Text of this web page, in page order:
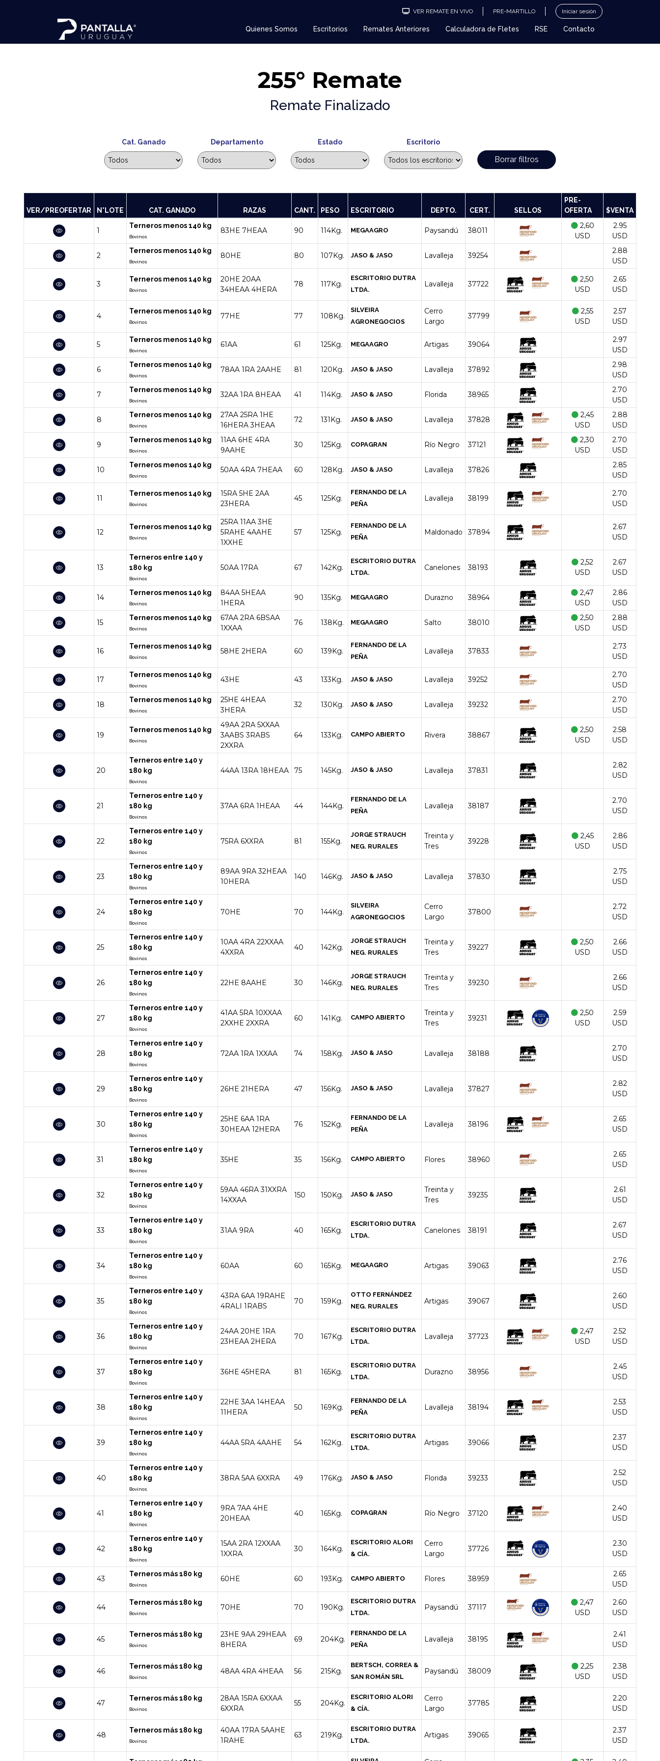
VER REMATE EN VIVO PRE-MARTILLO Iniciar sesión
Quienes Somos Escritorios Remates Anteriores Calculadora de Fletes RSE Contacto
255° Remate
Remate Finalizado
Cat. Ganado Departamento Estado Escritorio
Borrar filtros
VER/PREOFERTAR N°LOTE CAT. GANADO RAZAS CANT. PESO ESCRITORIO DEPTO. CERT. SELLOS
PRE-
OFERTA
$VENTA
1
Terneros menos 140 kg
Bovinos
83HE 7HEAA 90 114Kg. MEGAAGRO Paysandú 38011
2,60
USD
2.95
USD
2
Terneros menos 140 kg
Bovinos
80HE 80 107Kg. JASO & JASO Lavalleja 39254
2.88
USD
3
Terneros menos 140 kg
Bovinos
20HE 20AA
34HEAA 4HERA
78 117Kg.
ESCRITORIO DUTRA
LTDA.
Lavalleja 37722
2,50
USD
2.65
USD
4
Terneros menos 140 kg
Bovinos
77HE 77 108Kg.
SILVEIRA
AGRONEGOCIOS
Cerro
Largo
37799
2,55
USD
2.57
USD
5
Terneros menos 140 kg
Bovinos
61AA 61 125Kg. MEGAAGRO Artigas 39064
2.97
USD
6
Terneros menos 140 kg
Bovinos
78AA 1RA 2AAHE 81 120Kg. JASO & JASO Lavalleja 37892
2.98
USD
7
Terneros menos 140 kg
Bovinos
32AA 1RA 8HEAA 41 114Kg. JASO & JASO Florida 38965
2.70
USD
8
Terneros menos 140 kg
Bovinos
27AA 25RA 1HE
16HERA3HEAA
72 131Kg. JASO & JASO Lavalleja 37828
2,45
USD
2.88
USD
9
Terneros menos 140 kg
Bovinos
11AA 6HE 4RA
9AAHE
30 125Kg. COPAGRAN Río Negro 37121
2,30
USD
2.70
USD
10
Terneros menos 140 kg
Bovinos
50AA 4RA 7HEAA 60 128Kg. JASO & JASO Lavalleja 37826
2.85
USD
11
Terneros menos 140 kg
Bovinos
15RA 5HE 2AA
23HERA
45 125Kg.
FERNANDO DE LA
PEÑA
Lavalleja 38199
2.70
USD
12
Terneros menos 140 kg
Bovinos
25RA 11AA3HE
5RAHE 4AAHE
1XXHE
57 125Kg.
FERNANDO DE LA
PEÑA
Maldonado 37894
2.67
USD
13
Terneros entre 140 y
180 kg
Bovinos
50AA 17RA 67 142Kg.
ESCRITORIO DUTRA
LTDA.
Canelones 38193
2,52
USD
2.67
USD
14
Terneros menos 140 kg
Bovinos
84AA 5HEAA
1HERA
90 135Kg. MEGAAGRO Durazno 38964
2,47
USD
2.86
USD
15
Terneros menos 140 kg
Bovinos
67AA 2RA 6BSAA
1XXAA
76 138Kg. MEGAAGRO Salto 38010
2,50
USD
2.88
USD
16
Terneros menos 140 kg
Bovinos
58HE 2HERA 60 139Kg.
FERNANDO DE LA
PEÑA
Lavalleja 37833
2.73
USD
17
Terneros menos 140 kg
Bovinos
43HE 43 133Kg. JASO & JASO Lavalleja 39252
2.70
USD
18
Terneros menos 140 kg
Bovinos
25HE 4HEAA
3HERA
32 130Kg. JASO & JASO Lavalleja 39232
2.70
USD
19
Terneros menos 140 kg
Bovinos
49AA 2RA 5XXAA
3AABS3RABS
2XXRA
64 133Kg. CAMPO ABIERTO Rivera 38867
2,50
USD
2.58
USD
20
Terneros entre 140 y
180 kg
Bovinos
44AA 13RA 18HEAA 75 145Kg. JASO & JASO Lavalleja 37831
2.82
USD
21
Terneros entre 140 y
180 kg
Bovinos
37AA 6RA 1HEAA 44 144Kg.
FERNANDO DE LA
PEÑA
Lavalleja 38187
2.70
USD
22
Terneros entre 140 y
180 kg
Bovinos
75RA 6XXRA 81 155Kg.
JORGE STRAUCH
NEG. RURALES
Treinta y
Tres
39228
2,45
USD
2.86
USD
23
Terneros entre 140 y
180 kg
Bovinos
89AA 9RA32HEAA
10HERA
140 146Kg. JASO & JASO Lavalleja 37830
2.75
USD
24
Terneros entre 140 y
180 kg
Bovinos
70HE 70 144Kg.
SILVEIRA
AGRONEGOCIOS
Cerro
Largo
37800
2.72
USD
25
Terneros entre 140 y
180 kg
Bovinos
10AA 4RA 22XXAA
4XXRA
40 142Kg.
JORGE STRAUCH
NEG. RURALES
Treinta y
Tres
39227
2,50
USD
2.66
USD
26
Terneros entre 140 y
180 kg
Bovinos
22HE 8AAHE 30 146Kg.
JORGE STRAUCH
NEG. RURALES
Treinta y
Tres
39230
2.66
USD
27
Terneros entre 140 y
180 kg
Bovinos
41AA 5RA 10XXAA
2XXHE 2XXRA
60 141Kg. CAMPO ABIERTO
Treinta y
Tres
39231
2,50
USD
2.59
USD
28
Terneros entre 140 y
180 kg
Bovinos
72AA 1RA 1XXAA 74 158Kg. JASO & JASO Lavalleja 38188
2.70
USD
29
Terneros entre 140 y
180 kg
Bovinos
26HE 21HERA 47 156Kg. JASO & JASO Lavalleja 37827
2.82
USD
30
Terneros entre 140 y
180 kg
Bovinos
25HE 6AA 1RA
30HEAA 12HERA
76 152Kg.
FERNANDO DE LA
PEÑA
Lavalleja 38196
2.65
USD
31
Terneros entre 140 y
180 kg
Bovinos
35HE 35 156Kg. CAMPO ABIERTO Flores 38960
2.65
USD
32
Terneros entre 140 y
180 kg
Bovinos
59AA 46RA31XXRA
14XXAA
150 150Kg. JASO & JASO
Treinta y
Tres
39235
2.61
USD
33
Terneros entre 140 y
180 kg
Bovinos
31AA 9RA 40 165Kg.
ESCRITORIO DUTRA
LTDA.
Canelones 38191
2.67
USD
34
Terneros entre 140 y
180 kg
Bovinos
60AA 60 165Kg. MEGAAGRO Artigas 39063
2.76
USD
35
Terneros entre 140 y
180 kg
Bovinos
43RA 6AA 19RAHE
4RALI 1RABS
70 159Kg.
OTTO FERNÁNDEZ
NEG. RURALES
Artigas 39067
2.60
USD
36
Terneros entre 140 y
180 kg
Bovinos
24AA 20HE 1RA
23HEAA 2HERA
70 167Kg.
ESCRITORIO DUTRA
LTDA.
Lavalleja 37723
2,47
USD
2.52
USD
37
Terneros entre 140 y
180 kg
Bovinos
36HE 45HERA 81 165Kg.
ESCRITORIO DUTRA
LTDA.
Durazno 38956
2.45
USD
38
Terneros entre 140 y
180 kg
Bovinos
22HE3AA 14HEAA
11HERA
50 169Kg.
FERNANDO DE LA
PEÑA
Lavalleja 38194
2.53
USD
39
Terneros entre 140 y
180 kg
Bovinos
44AA 5RA 4AAHE 54 162Kg.
ESCRITORIO DUTRA
LTDA.
Artigas 39066
2.37
USD
40
Terneros entre 140 y
180 kg
Bovinos
38RA 5AA 6XXRA 49 176Kg. JASO & JASO Florida 39233
2.52
USD
41
Terneros entre 140 y
180 kg
Bovinos
9RA 7AA 4HE
20HEAA
40 165Kg. COPAGRAN Río Negro 37120
2.40
USD
42
Terneros entre 140 y
180 kg
Bovinos
15AA 2RA 12XXAA
1XXRA
30 164Kg.
ESCRITORIO ALORI
& CÍA.
Cerro
Largo
37726
2.30
USD
43
Terneros más 180 kg
Bovinos
60HE 60 193Kg. CAMPO ABIERTO Flores 38959
2.65
USD
44
Terneros más 180 kg
Bovinos
70HE 70 190Kg.
ESCRITORIO DUTRA
LTDA.
Paysandú 37117
2,47
USD
2.60
USD
45
Terneros más 180 kg
Bovinos
23HE 9AA 29HEAA
8HERA
69 204Kg.
FERNANDO DE LA
PEÑA
Lavalleja 38195
2.41
USD
46
Terneros más 180 kg
Bovinos
48AA 4RA 4HEAA 56 215Kg.
BERTSCH, CORREA &
SAN ROMÁN SRL
Paysandú 38009
2,25
USD
2.38
USD
47
Terneros más 180 kg
Bovinos
28AA 15RA 6XXAA
6XXRA
55 204Kg.
ESCRITORIO ALORI
& CÍA.
Cerro
Largo
37785
2.20
USD
48
Terneros más 180 kg
Bovinos
40AA 17RA 5AAHE
1RAHE
63 219Kg.
ESCRITORIO DUTRA
LTDA.
Artigas 39065
2.37
USD